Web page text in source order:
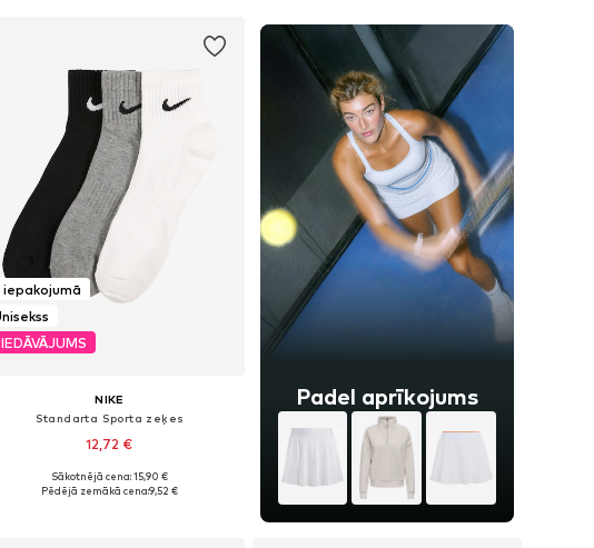
iepakojumā
NIKE
Standarta Sporta zeķes
12,72 €
Sākotnējā cena: 15,90 €
Pēdējā zemākā cena:9,52 €
Padel aprīkojums